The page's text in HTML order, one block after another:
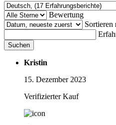
Bewertung
Sortieren
Suchen
Kristin
15. Dezember 2023
Verifizierter Kauf